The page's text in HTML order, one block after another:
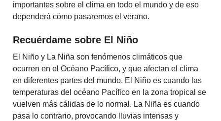
importantes sobre el clima en todo el mundo y de eso
dependerá cómo pasaremos el verano.
Recuérdame sobre El Niño
El Niño y La Niña son fenómenos climáticos que
ocurren en el Océano Pacífico, y que afectan el clima
en diferentes partes del mundo. El Niño es cuando las
temperaturas del océano Pacífico en la zona tropical se
vuelven más cálidas de lo normal. La Niña es cuando
pasa lo contrario, provocando lluvias intensas y